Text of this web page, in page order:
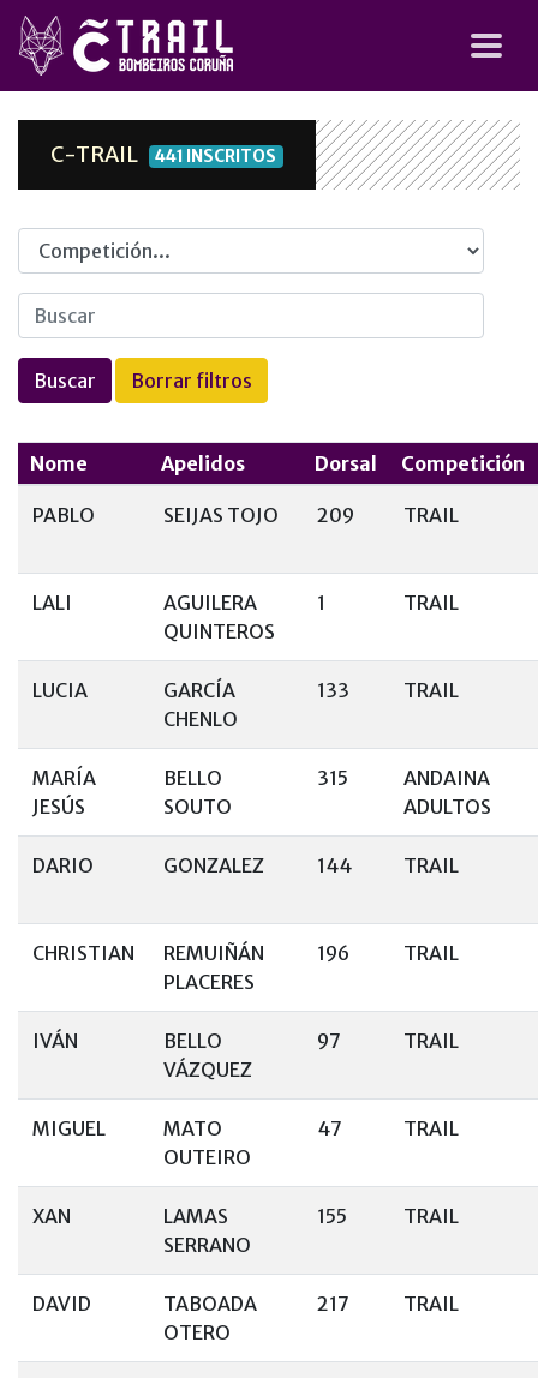
C-TRAIL 441 INSCRITOS
Competicion
Nome Apelidos Dorsal Competición
PABLO SEIJAS TOJO 209 TRAIL
LALI
AGUILERA
QUINTEROS
1 TRAIL
LUCIA
GARCÍA
CHENLO
133 TRAIL
MARÍA
JESÚS
BELLO
SOUTO
315
ANDAINA
ADULTOS
DARIO GONZALEZ 144 TRAIL
CHRISTIAN
REMUIÑÁN
PLACERES
196 TRAIL
IVÁN
BELLO
VÁZQUEZ
97 TRAIL
MIGUEL
MATO
OUTEIRO
47 TRAIL
XAN
LAMAS
SERRANO
155 TRAIL
DAVID
TABOADA
OTERO
217 TRAIL